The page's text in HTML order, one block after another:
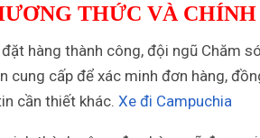
THỨC VÀ
hàng thành công, đội ngũ Chăm
cung cấp để xác minh đơn hàng,
cần thiết khác. Xe đi Campuchia